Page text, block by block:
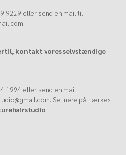
9229 eller send en mail til
kontakt vores selvstændige
1994 eller send en mail
. Se mere på Lærkes